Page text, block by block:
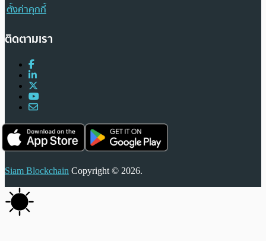
ตั้งค่าคุกกี้
ติดตามเรา
Siam Blockchain Copyright © 2026.